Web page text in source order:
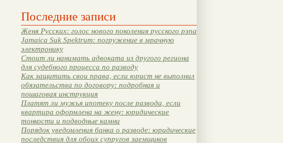
Последние записи
Женя Русских: голос нового поколения русского рэпа
Jamaica Suk Spektrum: погружение в мрачную
электронику
Стоит ли нанимать адвоката из другого региона
для судебного процесса по разводу
Как защитить свои права, если юрист не выполнил
обязательства по договору: подробная и
пошаговая инструкция
Платят ли мужья ипотеку после развода, если
квартира оформлена на жену: юридические
тонкости и подводные камни
Порядок уведомления банка о разводе: юридические
последствия для обоих супругов заемщиков